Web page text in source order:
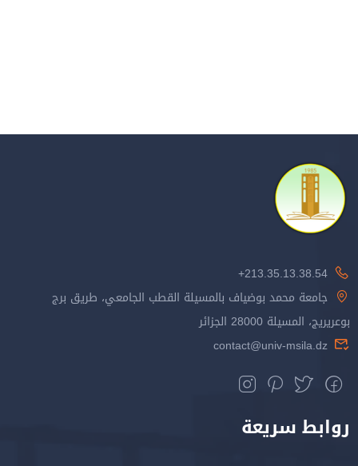
213.35.13.38.54+
جامعة محمد بوضياف بالمسيلة القطب الجامعي، طريق برج
بوعريريج، المسيلة 28000 الجزائر
contact@univ-msila.dz
روابط سريعة